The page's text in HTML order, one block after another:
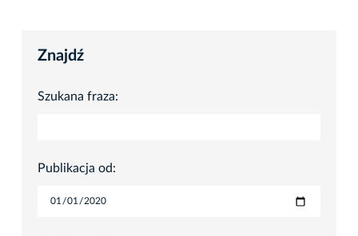
Znajdź
Szukana fraza:
Publikacja od: